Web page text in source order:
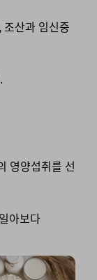
산과 임신중
영양섭취를 선
아보다